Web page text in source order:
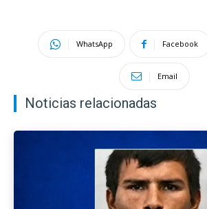
WhatsApp Facebook
Email
Noticias relacionadas